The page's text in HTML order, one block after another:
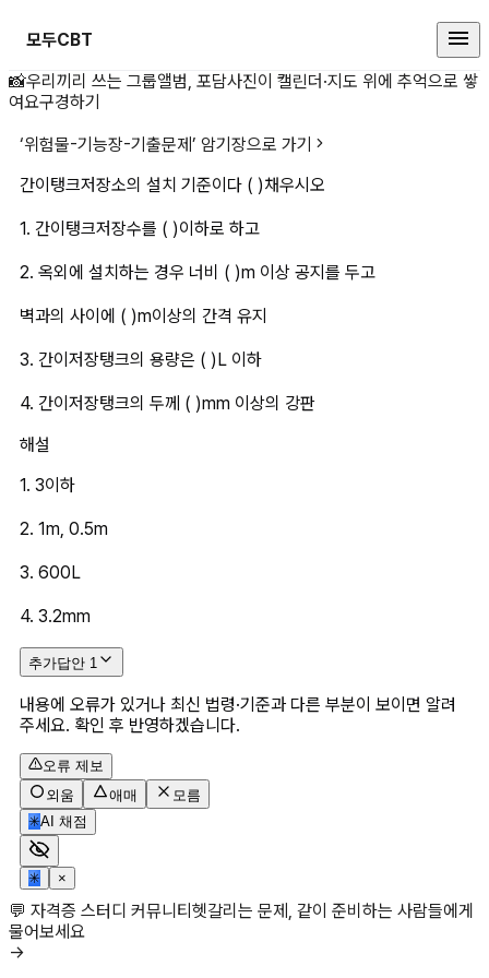
모두CBT
간이탱크저장소의 설치 기준이다
📸우리끼리 쓰는 그룹앨범, 포담사진이 캘린더·지도 위에 추억으로 쌓
여요구경하기
‘위험물-기능장-기출문제’ 암기장으로 가기
간이탱크저장소의 설치 기준이다 ( )채우시오
1. 간이탱크저장수를 ( )이하로 하고
2. 옥외에 설치하는 경우 너비 ( )m 이상 공지를 두고
벽과의 사이에 ( )m이상의 간격 유지
3. 간이저장탱크의 용량은 ( )L 이하
4. 간이저장탱크의 두께 ( )mm 이상의 강판
해설
1. 3이하
2. 1m, 0.5m
3. 600L
4. 3.2mm
추가답안 1
내용에 오류가 있거나 최신 법령·기준과 다른 부분이 보이면 알려
주세요. 확인 후 반영하겠습니다.
오류 제보
외움
애매
모름
✳AI 채점
✳ ×
💬 자격증 스터디 커뮤니티헷갈리는 문제, 같이 준비하는 사람들에게
물어보세요
→